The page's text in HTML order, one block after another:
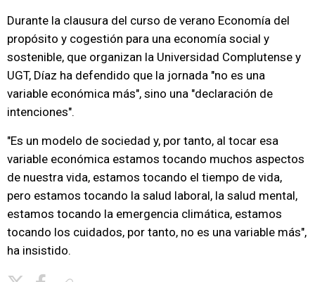
Durante la clausura del curso de verano Economía del
propósito y cogestión para una economía social y
sostenible, que organizan la Universidad Complutense y
UGT, Díaz ha defendido que la jornada "no es una
variable económica más", sino una "declaración de
intenciones".
"Es un modelo de sociedad y, por tanto, al tocar esa
variable económica estamos tocando muchos aspectos
de nuestra vida, estamos tocando el tiempo de vida,
pero estamos tocando la salud laboral, la salud mental,
estamos tocando la emergencia climática, estamos
tocando los cuidados, por tanto, no es una variable más",
ha insistido.